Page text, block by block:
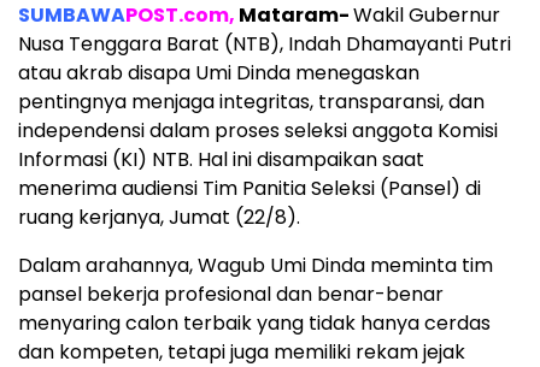
SUMBAWAPOST.com, Mataram-Wakil Gubernur
Nusa Tenggara Barat (NTB), Indah Dhamayanti Putri
atau akrab disapa Umi Dinda menegaskan
pentingnya menjaga integritas, transparansi, dan
independensi dalam proses seleksi anggota Komisi
Informasi (KI) NTB. Hal ini disampaikan saat
menerima audiensi Tim Panitia Seleksi (Pansel) di
ruang kerjanya, Jumat (22/8).
Dalam arahannya, Wagub Umi Dinda meminta tim
pansel bekerja profesional dan benar-benar
menyaring calon terbaik yang tidak hanya cerdas
dan kompeten, tetapi juga memiliki rekam jejak